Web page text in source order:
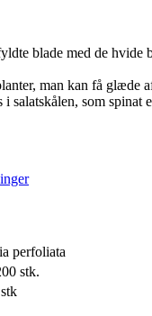
blade med de hvide
man kan få glæde
salatskålen, som spinat
perfoliata
stk.